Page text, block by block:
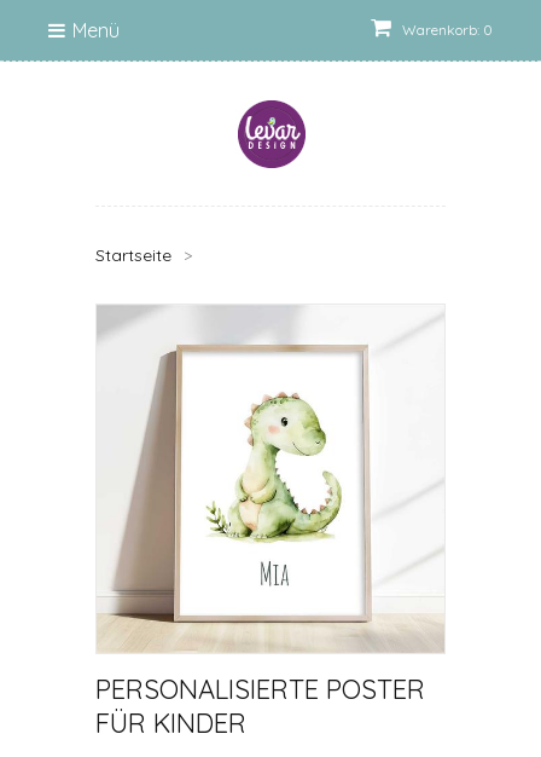
Warenkorb: 0
Menü
Startseite >
PERSONALISIERTE POSTER
FÜR KINDER